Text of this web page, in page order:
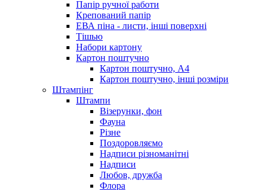
Папір ручної работи
Крепований папір
ЕВА піна - листи, інші поверхні
Тішью
Набори картону
Картон поштучно
Картон поштучно, А4
Картон поштучно, інші розміри
Штампінг
Штампи
Візерунки, фон
Фауна
Різне
Поздоровляємо
Надписи різноманітні
Надписи
Любов, дружба
Флора